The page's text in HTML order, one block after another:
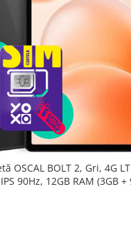
OSCAL BOLT 2, Gri, 4G
90Hz, 12GB RAM (3GB +